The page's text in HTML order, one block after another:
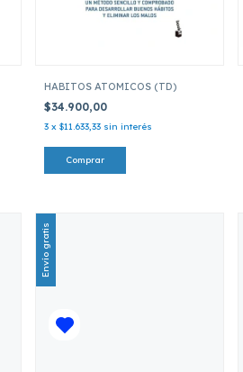
HABITOS ATOMICOS (TD)
$34.900,00
3 x $11.633,33 sin interés
Envío gratis